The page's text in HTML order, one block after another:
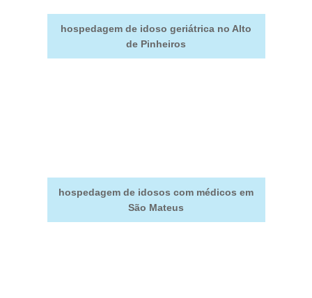
hospedagem de idoso geriátrica no Alto
de Pinheiros
hospedagem de idosos com médicos em
São Mateus